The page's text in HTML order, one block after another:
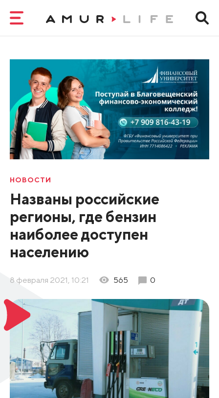
НОВОСТИ
Названы российские
регионы, где бензин
наиболее доступен
населению
8 февраля 2021, 10:21 565 0